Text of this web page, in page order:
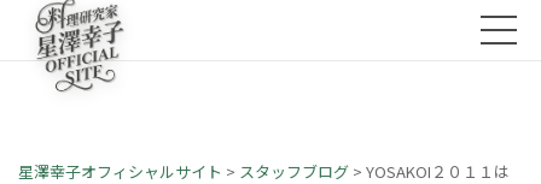
星澤幸子オフィシャルサイト > スタッフブログ > YOSAKOI２０１１は